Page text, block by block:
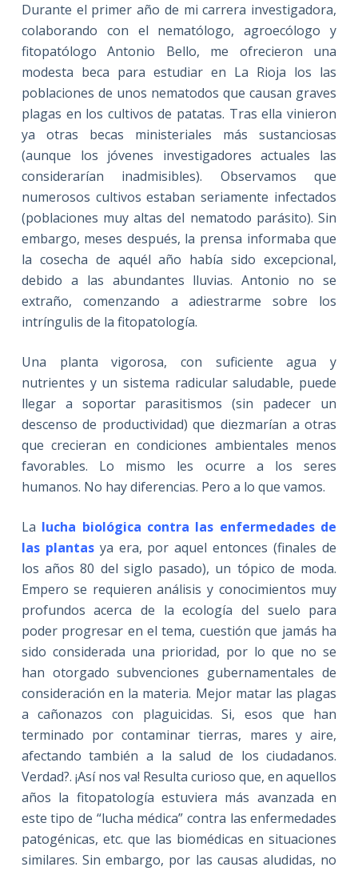
Durante el primer año de mi carrera investigadora,
colaborando con el nematólogo, agroecólogo y
fitopatólogo Antonio Bello, me ofrecieron una
modesta beca para estudiar en La Rioja los las
poblaciones de unos nematodos que causan graves
plagas en los cultivos de patatas. Tras ella vinieron
ya otras becas ministeriales más sustanciosas
(aunque los jóvenes investigadores actuales las
considerarían inadmisibles). Observamos que
numerosos cultivos estaban seriamente infectados
(poblaciones muy altas del nematodo parásito). Sin
embargo, meses después, la prensa informaba que
la cosecha de aquél año había sido excepcional,
debido a las abundantes lluvias. Antonio no se
extraño, comenzando a adiestrarme sobre los
intríngulis de la fitopatología.
Una planta vigorosa, con suficiente agua y
nutrientes y un sistema radicular saludable, puede
llegar a soportar parasitismos (sin padecer un
descenso de productividad) que diezmarían a otras
que crecieran en condiciones ambientales menos
favorables. Lo mismo les ocurre a los seres
humanos. No hay diferencias. Pero a lo que vamos.
La lucha biológica contra las enfermedades de
las plantasya era, por aquel entonces (finales de
los años 80 del siglo pasado), un tópico de moda.
Empero se requieren análisis y conocimientos muy
profundos acerca de la ecología del suelo para
poder progresar en el tema, cuestión que jamás ha
sido considerada una prioridad, por lo que no se
han otorgado subvenciones gubernamentales de
consideración en la materia. Mejor matar las plagas
a cañonazos con plaguicidas. Si, esos que han
terminado por contaminar tierras, mares y aire,
afectando también a la salud de los ciudadanos.
Verdad?. ¡Así nos va! Resulta curioso que, en aquellos
años la fitopatología estuviera más avanzada en
este tipo de “lucha médica” contra las enfermedades
patogénicas, etc. que las biomédicas en situaciones
similares. Sin embargo, por las causas aludidas, no